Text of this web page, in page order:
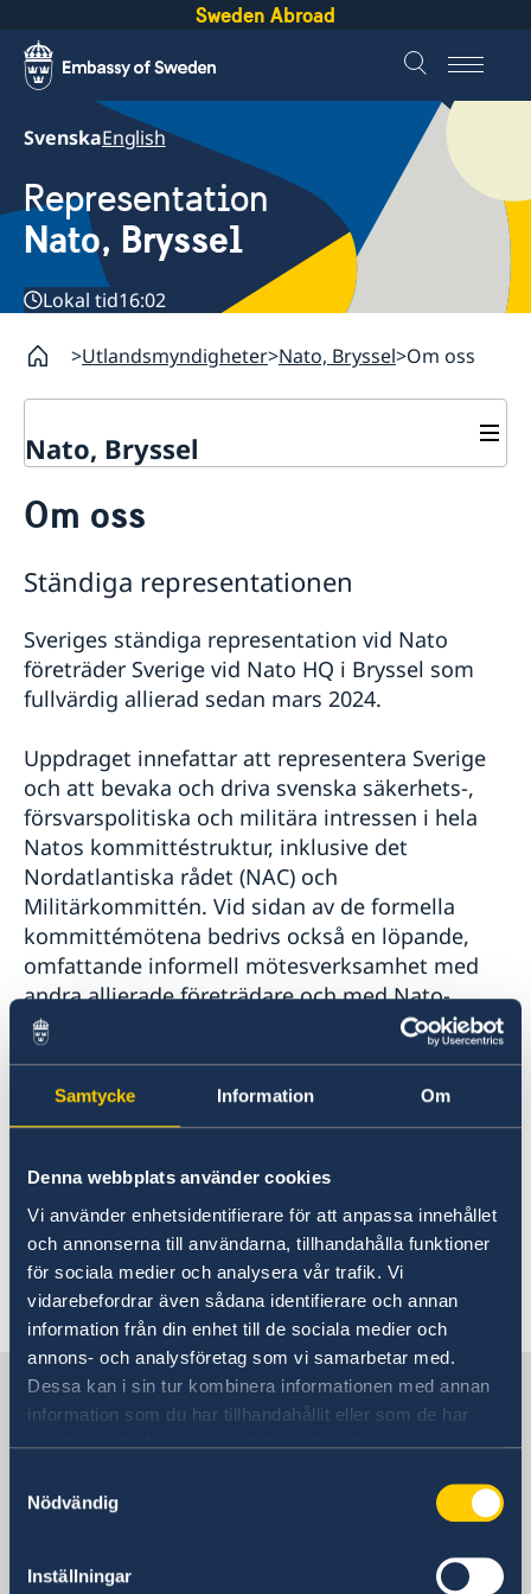
Samtycke Information Om
Denna webbplats använder cookies
Vi använder enhetsidentifierare för att anpassa innehållet
och annonserna till användarna, tillhandahålla funktioner
för sociala medier och analysera vår trafik. Vi
vidarebefordrar även sådana identifierare och annan
information från din enhet till de sociala medier och
annons- och analysföretag som vi samarbetar med.
Dessa kan i sin tur kombinera informationen med annan
information som du har tillhandahållit eller som de har
samlat in när du har använt deras tjänster.
Nödvändig
Inställningar
Sweden Abroad
SvenskaEnglish
Representation
Nato, Bryssel
Lokal tid16:02
Utlandsmyndigheter Nato, Bryssel Om oss
Nato, Bryssel
Om oss
Lediga jobb
Om oss
Ständiga representationen
Sveriges ständiga representation vid Nato
företräder Sverige vid Nato HQ i Bryssel som
fullvärdig allierad sedan mars 2024.
Uppdraget innefattar att representera Sverige
och att bevaka och driva svenska säkerhets-,
försvarspolitiska och militära intressen i hela
Natos kommittéstruktur, inklusive det
Nordatlantiska rådet (NAC) och
Militärkommittén. Vid sidan av de formella
kommittémötena bedrivs också en löpande,
omfattande informell mötesverksamhet med
andra allierade företrädare och med Nato-
sekretariatet.
Representationen består av utsänd personal
från Utrikesdepartementet,
lokalanställda.
Senast uppdaterad 06 dec. 2017, 14.01
Sverige och Nato
Besöksadress
Sveriges ständiga representation vid Nato
[Permanent Representation of Sweden to